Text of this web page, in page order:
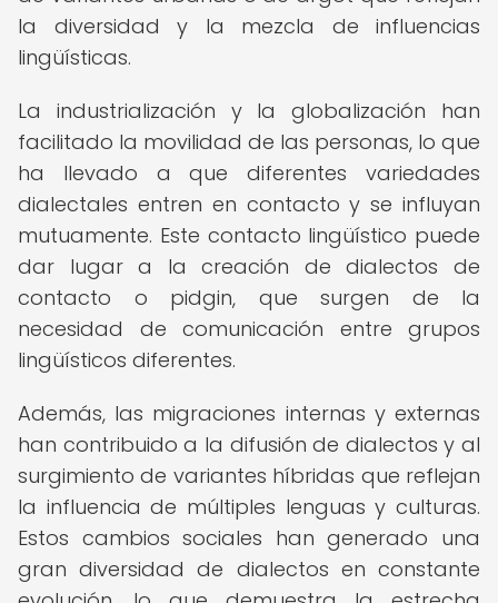
la diversidad y la mezcla de influencias
lingüísticas.
La industrialización y la globalización han
facilitado la movilidad de las personas, lo que
ha llevado a que diferentes variedades
dialectales entren en contacto y se influyan
mutuamente. Este contacto lingüístico puede
dar lugar a la creación de dialectos de
contacto o pidgin, que surgen de la
necesidad de comunicación entre grupos
lingüísticos diferentes.
Además, las migraciones internas y externas
han contribuido a la difusión de dialectos y al
surgimiento de variantes híbridas que reflejan
la influencia de múltiples lenguas y culturas.
Estos cambios sociales han generado una
gran diversidad de dialectos en constante